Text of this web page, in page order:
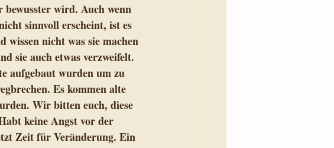
bewusster wird. Auch wenn
sinnvoll erscheint, ist es
wissen nicht was sie machen
sie auch etwas verzweifelt.
aufgebaut wurden um zu
Es kommen alte
Wir bitten euch, diese
keine Angst vor der
Zeit für Veränderung. Ein